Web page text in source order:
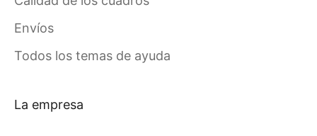
Envíos
Todos los temas de ayuda
La empresa